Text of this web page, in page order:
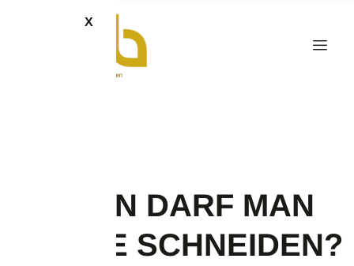
X
WANN DARF MAN
BÄUME SCHNEIDEN?